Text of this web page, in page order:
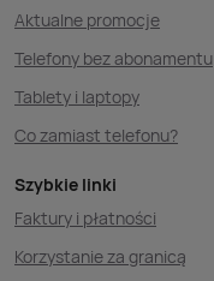
Aktualne promocje
Telefony bez abonamentu
Tablety i laptopy
Co zamiast telefonu?
Szybkie linki
Faktury i płatności
Korzystanie za granicą